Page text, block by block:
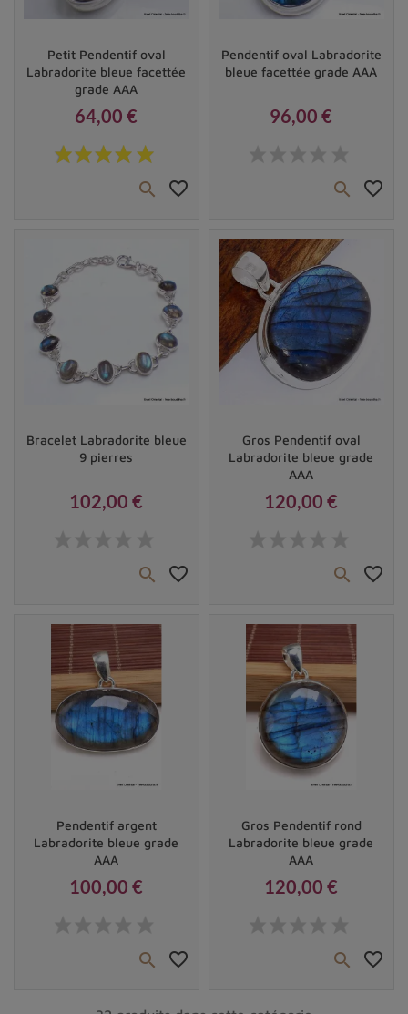
Petit Pendentif oval
Labradorite bleue facettée
grade AAA
Prix
64,00 €
 favorite_border
Pendentif oval Labradorite
bleue facettée grade AAA
96,00 €
 favorite_border
Bracelet Labradorite bleue
9 pierres
102,00 €
 favorite_border
Gros Pendentif oval
Labradorite bleue grade
AAA
120,00 €
 favorite_border
Pendentif argent
Labradorite bleue grade
AAA
100,00 €
 favorite_border
Gros Pendentif rond
Labradorite bleue grade
AAA
120,00 €
 favorite_border